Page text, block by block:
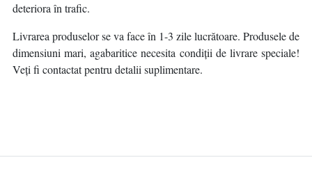
deteriora în trafic.
Livrarea produselor se va face în 1-3 zile lucrătoare. Produsele de
dimensiuni mari, agabaritice necesita condiții de livrare speciale!
Veți fi contactat pentru detalii suplimentare.